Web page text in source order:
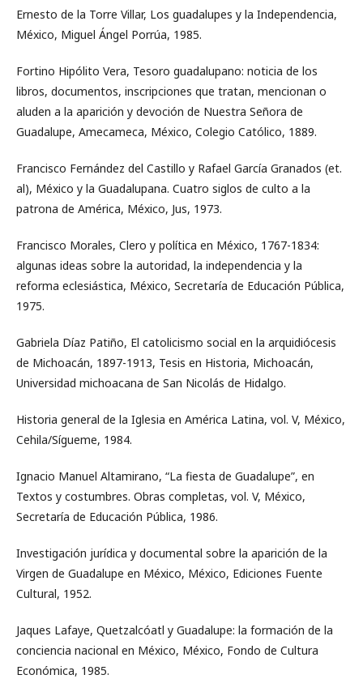
Ernesto de la Torre Villar, Los guadalupes y la Independencia,
México, Miguel Ángel Porrúa, 1985.
Fortino Hipólito Vera, Tesoro guadalupano: noticia de los
libros, documentos, inscripciones que tratan, mencionan o
aluden a la aparición y devoción de Nuestra Señora de
Guadalupe, Amecameca, México, Colegio Católico, 1889.
Francisco Fernández del Castillo y Rafael García Granados (et.
al), México y la Guadalupana. Cuatro siglos de culto a la
patrona de América, México, Jus, 1973.
Francisco Morales, Clero y política en México, 1767-1834:
algunas ideas sobre la autoridad, la independencia y la
reforma eclesiástica, México, Secretaría de Educación Pública,
1975.
Gabriela Díaz Patiño, El catolicismo social en la arquidiócesis
de Michoacán, 1897-1913, Tesis en Historia, Michoacán,
Universidad michoacana de San Nicolás de Hidalgo.
Historia general de la Iglesia en América Latina, vol. V, México,
Cehila/Sígueme, 1984.
Ignacio Manuel Altamirano, “La fiesta de Guadalupe”, en
Textos y costumbres. Obras completas, vol. V, México,
Secretaría de Educación Pública, 1986.
Investigación jurídica y documental sobre la aparición de la
Virgen de Guadalupe en México, México, Ediciones Fuente
Cultural, 1952.
Jaques Lafaye, Quetzalcóatl y Guadalupe: la formación de la
conciencia nacional en México, México, Fondo de Cultura
Económica, 1985.